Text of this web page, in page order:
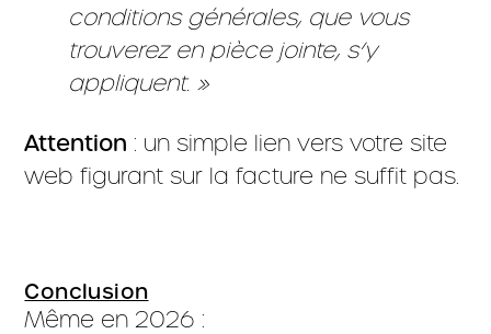
conditions générales, que vous
trouverez en pièce jointe, s’y
appliquent. »
Attention : un simple lien vers votre site
web figurant sur la facture ne suffit pas.
Conclusion
Même en 2026 :